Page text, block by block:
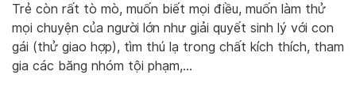
Trẻ còn rất tò mò, muốn biết mọi điều, muốn làm thử
mọi chuyện của người lớn như giải quyết sinh lý với con
gái (thử giao hợp), tìm thú lạ trong chất kích thích, tham
gia các băng nhóm tội phạm,…